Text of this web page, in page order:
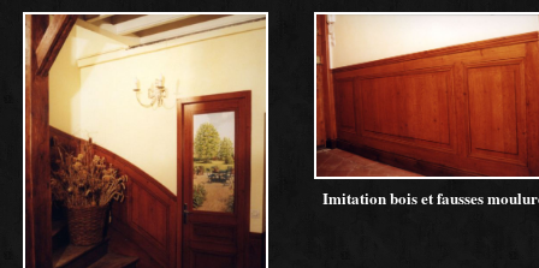
Imitation bois et fausses